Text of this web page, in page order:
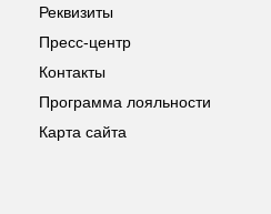
Реквизиты
Пресс-центр
Контакты
Программа лояльности
Карта сайта